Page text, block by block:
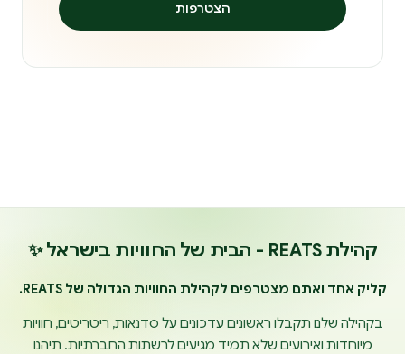
הצטרפות
קהילת REATS - הבית של החוויות בישראל ✨
קליק אחד ואתם מצטרפים לקהילת החוויות הגדולה של REATS.
בקהילה שלנו תקבלו ראשונים עדכונים על סדנאות, ריטריטים, חוויות
מיוחדות ואירועים שלא תמיד מגיעים לרשתות החברתיות. תיהנו